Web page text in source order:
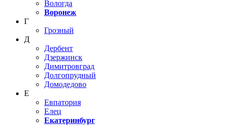
Вологда
Воронеж
Г
Грозный
Д
Дербент
Дзержинск
Димитровград
Долгопрудный
Домодедово
Е
Евпатория
Елец
Екатеринбург